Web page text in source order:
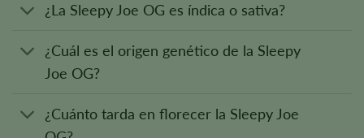
¿La Sleepy Joe OG es índica o sativa?
¿Cuál es el origen genético de la Sleepy
Joe OG?
¿Cuánto tarda en florecer la Sleepy Joe